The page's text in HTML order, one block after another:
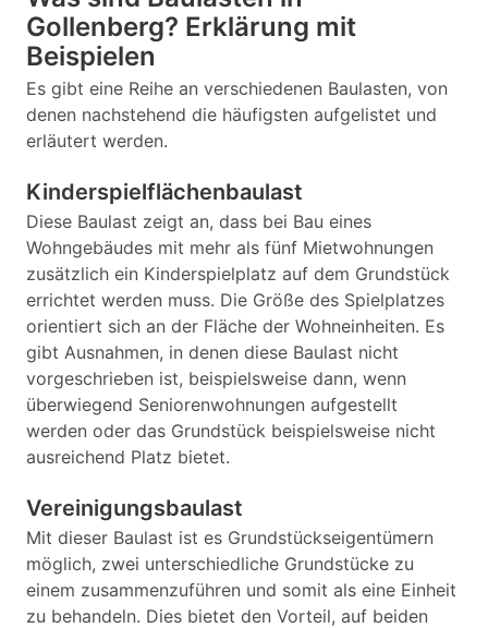
Gollenberg? Erklärung mit
Beispielen
Es gibt eine Reihe an verschiedenen Baulasten, von
denen nachstehend die häufigsten aufgelistet und
erläutert werden.
Kinderspielflächenbaulast
Diese Baulast zeigt an, dass bei Bau eines
Wohngebäudes mit mehr als fünf Mietwohnungen
zusätzlich ein Kinderspielplatz auf dem Grundstück
errichtet werden muss. Die Größe des Spielplatzes
orientiert sich an der Fläche der Wohneinheiten. Es
gibt Ausnahmen, in denen diese Baulast nicht
vorgeschrieben ist, beispielsweise dann, wenn
überwiegend Seniorenwohnungen aufgestellt
werden oder das Grundstück beispielsweise nicht
ausreichend Platz bietet.
Vereinigungsbaulast
Mit dieser Baulast ist es Grundstückseigentümern
möglich, zwei unterschiedliche Grundstücke zu
einem zusammenzuführen und somit als eine Einheit
zu behandeln. Dies bietet den Vorteil, auf beiden